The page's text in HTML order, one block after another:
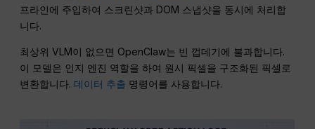
프라인에 주입하여 스크린샷과 DOM 스냅샷을 동시에 처리합
니다.
최상위 VLM이 없으면 OpenClaw는 빈 껍데기에 불과합니다.
이 모델은 인지 엔진 역할을 하여 원시 픽셀을 구조화된 픽셀로
변환합니다. 데이터 추출 명령어를 사용합니다.